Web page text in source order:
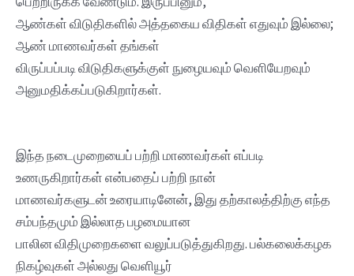
ஆண்கள் விடுதிகளில் அத்தகைய விதிகள் எதுவும் இல்லை;
ஆண் மாணவர்கள் தங்கள்
விருப்பப்படி விடுதிகளுக்குள் நுழையவும் வெளியேறவும்
அனுமதிக்கப்படுகிறார்கள்.
இந்த நடைமுறையைப் பற்றி மாணவர்கள் எப்படி
உணருகிறார்கள் என்பதைப் பற்றி நான்
மாணவர்களுடன் உரையாடினேன், இது தற்காலத்திற்கு எந்த
சம்பந்தமும் இல்லாத பழமையான
பாலின விதிமுறைகளை வலுப்படுத்துகிறது. பல்கலைக்கழக
நிகழ்வுகள் அல்லது வெளியூர்